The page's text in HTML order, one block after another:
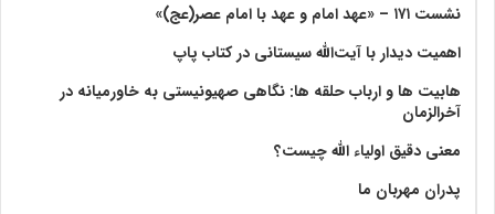
نشست ۱۷۱ – «عهد امام و عهد با امام عصر(عج)»
اهمیت دیدار با آیت‌الله سیستانی در کتاب پاپ
هابیت ها و ارباب حلقه ها: نگاهی صهیونیستی به خاورمیانه در
آخرالزمان
معنی دقیق اولیاء الله چیست؟
پدران مهربان ما